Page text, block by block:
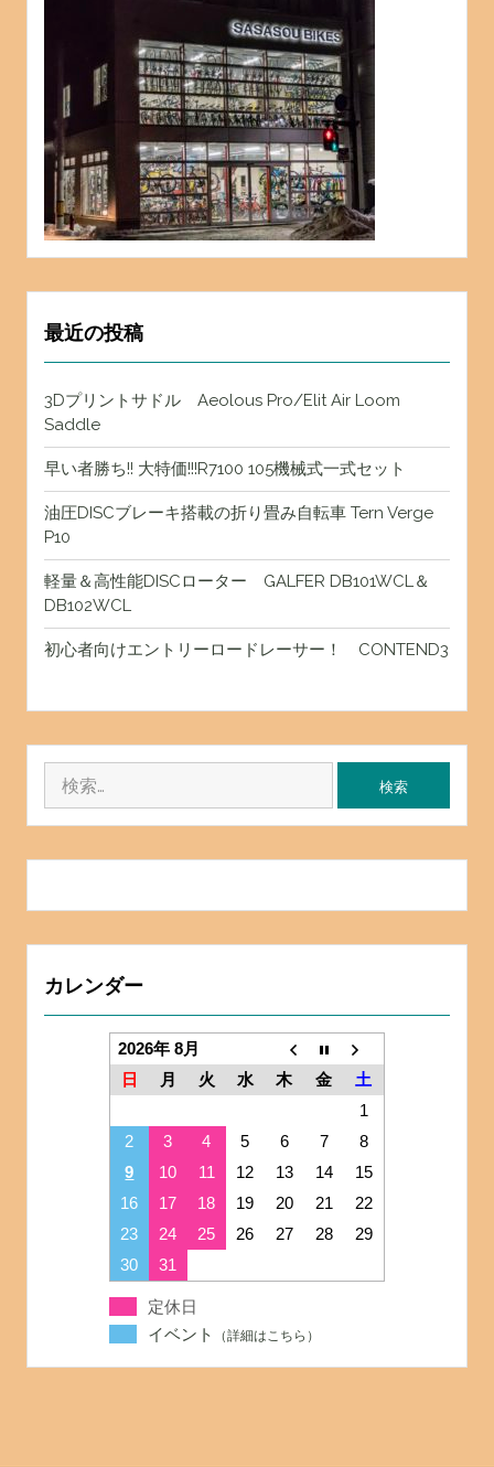
最近の投稿
3Dプリントサドル Aeolous Pro/Elit Air Loom
Saddle
早い者勝ち!! 大特価!!!R7100 105機械式一式セット
油圧DISCブレーキ搭載の折り畳み自転車 Tern Verge
P10
軽量＆高性能DISCローター GALFER DB101WCL＆
DB102WCL
初心者向けエントリーロードレーサー！ CONTEND3
カレンダー
2026年 8月
日
月 火 水 木 金
土
1
2
3 4 5 6 7
8
9
10 11 12 13 14
15
16
17 18 19 20 21
22
23
24 25 26 27 28
29
30
31
定休日
イベント